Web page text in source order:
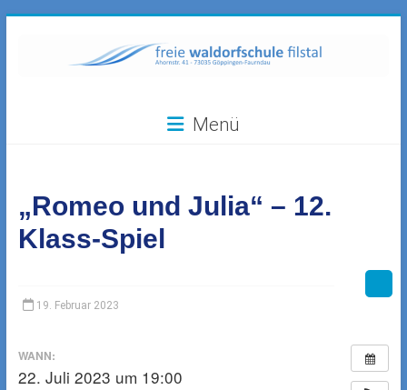
Waldorfschule
73035
Göppingen-
Faurndau,
Menü
„Romeo und Julia“ – 12.
Klass-Spiel
19. Februar 2023
WANN:
22. Juli 2023 um 19:00